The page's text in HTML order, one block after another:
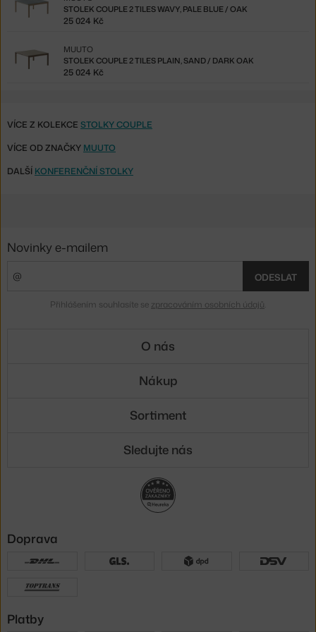
STOLEK COUPLE 2 TILES WAVY, PALE BLUE / OAK
25 024 Kč
STOLEK COUPLE 2 TILES PLAIN, SAND / DARK OAK
MUUTO
25 024 Kč
VÍCE Z KOLEKCE STOLKY COUPLE
VÍCE OD ZNAČKY MUUTO
DALŠÍ KONFERENČNÍ STOLKY
Novinky e-mailem
ODESLAT
Přihlášením souhlasíte se zpracováním osobních údajů
O nás
Nákup
Sortiment
Sledujte nás
Doprava
Platby